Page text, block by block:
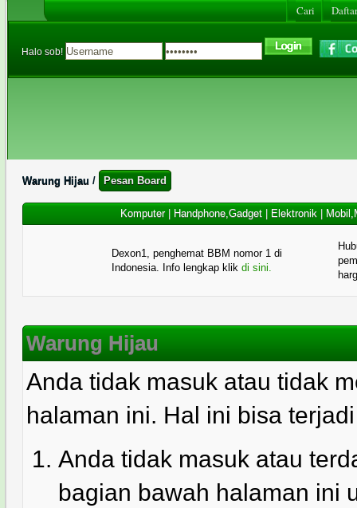
Cari
Halo sob!
Warung Hijau / Pesan Board
Komputer| Handphone,Gadget| Elektronik|
Dexon1, penghemat BBM nomor 1 di
Indonesia. Info lengkap klik di sini.
Warung Hijau
Anda tidak masuk atau tidak
halaman ini. Hal ini bisa
Anda tidak masuk atau
bagian bawah halaman ini